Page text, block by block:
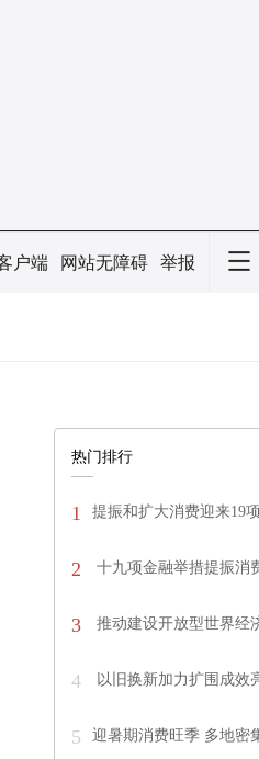
户端 网站无障碍 举报
热门排行
1 提振和扩大消费迎来19
2 十九项金融举措提振消
3 推动建设开放型世界经
4 以旧换新加力扩围成效
5 迎暑期消费旺季 多地密